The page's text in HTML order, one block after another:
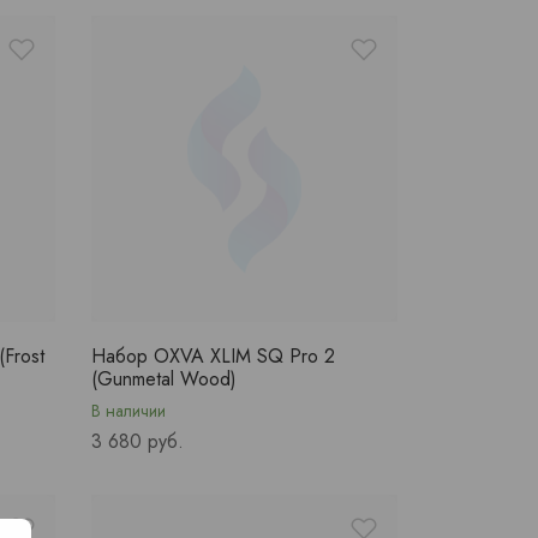
Набор OXVA XLIM SQ Pro 2
(Gunmetal Wood)
В наличии
Price
3 680 руб.